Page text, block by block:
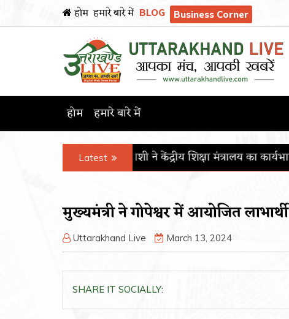
होम हमारे बारे में BLOG Business Corner
होम हमारे बारे में
Latest
जोशी ने केंद्रीय शिक्षा मंत्रालय का कार्यभार संभाला
मुख्यमंत्री ने गोपेश्वर में आयोजित
Uttarakhand Live March 13, 2024
SHARE IT SOCIALLY: